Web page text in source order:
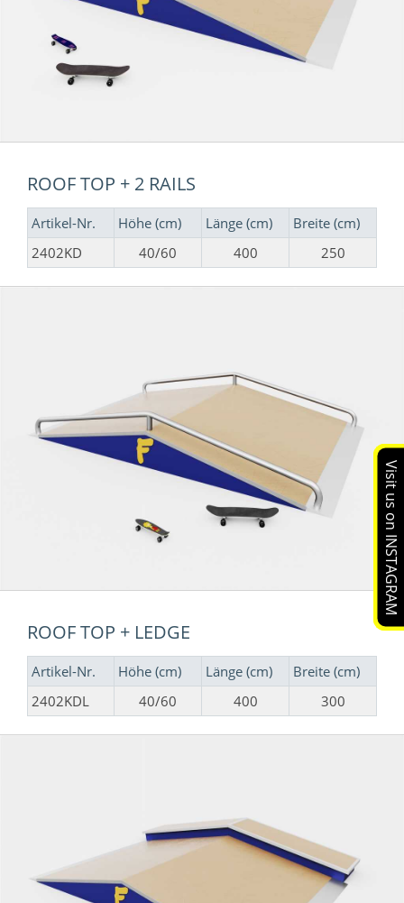
ROOF TOP + 2 RAILS
Artikel-Nr. Höhe (cm) Länge (cm)
Breite (cm)
2402KD
40/60 400 250
ROOF TOP + LEDGE
Artikel-Nr. Höhe (cm) Länge (cm)
Breite (cm)
2402KDL
40/60 400 300
Visit us on INSTAGRAM